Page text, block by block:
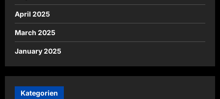
April 2025
March 2025
January 2025
Kategorien